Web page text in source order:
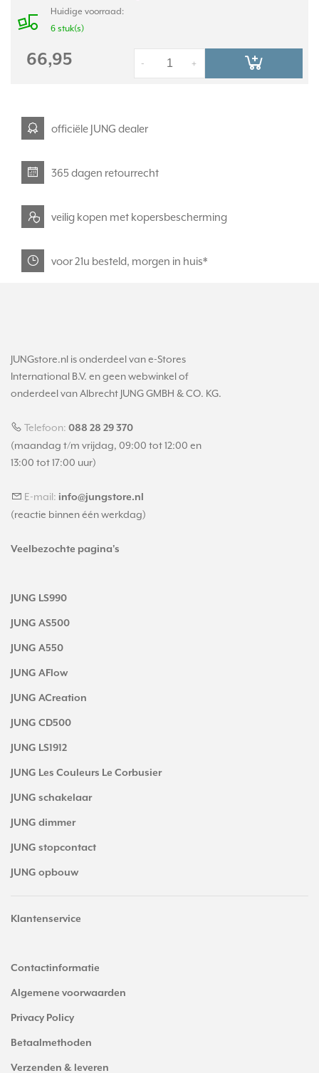
Huidige voorraad:
6 stuk(s)
66,95 +
-
officiële JUNG dealer
365 dagen retourrecht
veilig kopen met kopersbescherming
voor 21u besteld, morgen in huis*
JUNGstore.nl is onderdeel van e-Stores
International B.V. en geen webwinkel of
onderdeel van Albrecht JUNG GMBH & CO. KG.
Telefoon: 088 28 29 370
(maandag t/m vrijdag, 09:00 tot 12:00 en
13:00 tot 17:00 uur)
E-mail: info@jungstore.nl
(reactie binnen één werkdag)
Veelbezochte pagina's
JUNG LS990
JUNG AS500
JUNG A550
JUNG AFlow
JUNG ACreation
JUNG CD500
JUNG LS1912
JUNG Les Couleurs Le Corbusier
JUNG schakelaar
JUNG dimmer
JUNG stopcontact
JUNG opbouw
Klantenservice
Contactinformatie
Algemene voorwaarden
Privacy Policy
Betaalmethoden
Verzenden & leveren